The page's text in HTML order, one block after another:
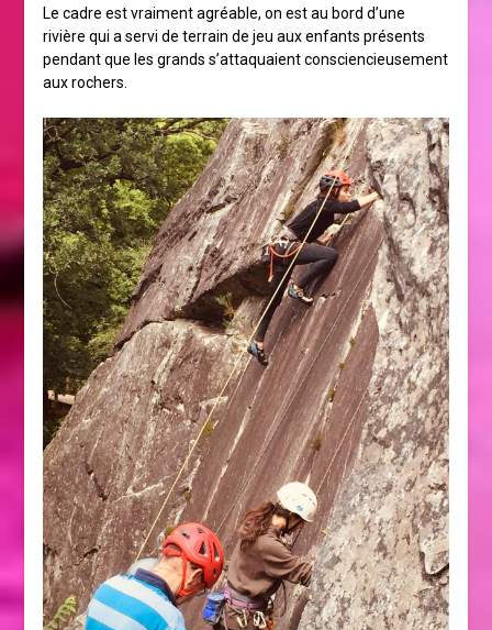
Le cadre est vraiment agréable, on est au bord d’une
rivière qui a servi de terrain de jeu aux enfants présents
pendant que les grands s’attaquaient consciencieusement
aux rochers.